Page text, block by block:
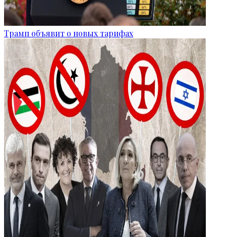
Трамп объявит о новых тарифах